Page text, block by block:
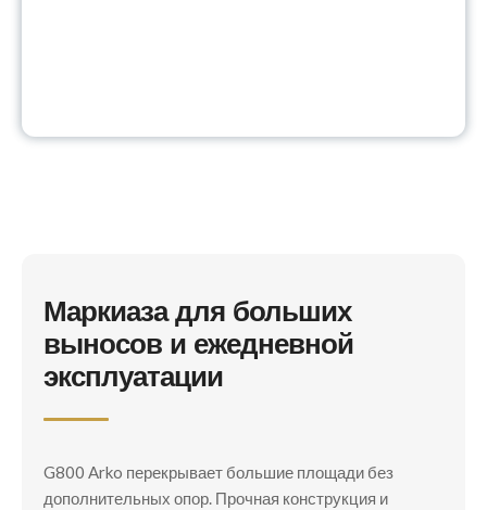
Маркиаза для больших
выносов и ежедневной
эксплуатации
G800 Arko перекрывает большие площади без
дополнительных опор. Прочная конструкция и